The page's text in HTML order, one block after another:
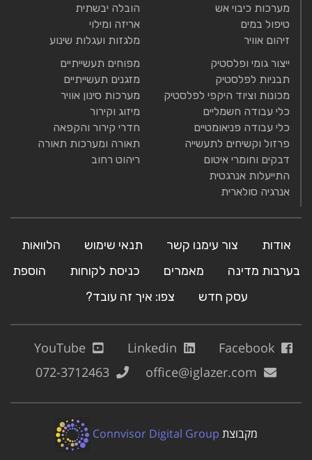
מערכות כיבוי אש
טיפול במים
זיהום אוויר
הובלה יבשתית
אריזה ומילוי
מלגזות ועגלות שינוע
ייצור גומי ופלסטיק
תבניות לפלסטיק
מכונות וציוד היקפי לפלסטיק
כלי עבודה חשמליים
כלי עבודה פניאומטיים
פרזול וקשיחים לתעשייה
דבקים וחומרי איטום
התייעלות אנרגטית
אנרגיה סולארית
מפוחים תעשייתיים
מזגנים תעשייתיים
מערכות סינון אוויר
מיזוג וקירור
חדרי קירור והקפאה
תאורה ומערכות תאורה
ריהוט רחוב
אודות צור עימנו קשר תנאי שימוש
הלוואות
בערבות מדינה
מאמרים כניסת לקוחות
הוספת
עסק חדש
צפו: איך זה עובד?
Facebook
מקבוצת Connvisor Digital Group